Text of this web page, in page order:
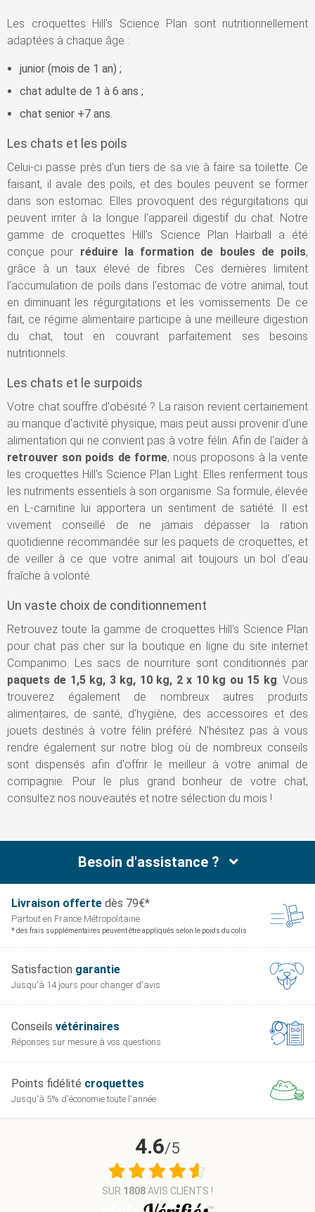
Les croquettes Hill's Science Plan sont nutritionnellement
adaptées à chaque âge :
junior (mois de 1 an) ;
chat adulte de 1 à 6 ans ;
chat senior +7 ans.
Les chats et les poils
Celui-ci passe près d'un tiers de sa vie à faire sa toilette. Ce
faisant, il avale des poils, et des boules peuvent se former
dans son estomac. Elles provoquent des régurgitations qui
peuvent irriter à la longue l'appareil digestif du chat. Notre
gamme de croquettes Hill's Science Plan Hairball a été
conçue pour réduire la formation de boules de poils,
grâce à un taux élevé de fibres. Ces dernières limitent
l'accumulation de poils dans l'estomac de votre animal, tout
en diminuant les régurgitations et les vomissements. De ce
fait, ce régime alimentaire participe à une meilleure digestion
du chat, tout en couvrant parfaitement ses besoins
nutritionnels.
Les chats et le surpoids
Votre chat souffre d'obésité ? La raison revient certainement
au manque d'activité physique, mais peut aussi provenir d'une
alimentation qui ne convient pas à votre félin. Afin de l'aider à
retrouver son poids de forme, nous proposons à la vente
les croquettes Hill's Science Plan Light. Elles renferment tous
les nutriments essentiels à son organisme. Sa formule, élevée
en L-carnitine lui apportera un sentiment de satiété. Il est
vivement conseillé de ne jamais dépasser la ration
quotidienne recommandée sur les paquets de croquettes, et
de veiller à ce que votre animal ait toujours un bol d'eau
fraîche à volonté.
Un vaste choix de conditionnement
Retrouvez toute la gamme de croquettes Hill's Science Plan
pour chat pas cher sur la boutique en ligne du site internet
Companimo. Les sacs de nourriture sont conditionnés par
paquets de 1,5 kg, 3 kg, 10 kg, 2 x 10 kg ou 15 kg. Vous
trouverez également de nombreux autres produits
alimentaires, de santé, d'hygiène, des accessoires et des
jouets destinés à votre félin préféré. N'hésitez pas à vous
rendre également sur notre blog où de nombreux conseils
sont dispensés afin d'offrir le meilleur à votre animal de
compagnie. Pour le plus grand bonheur de votre chat,
consultez nos nouveautés et notre sélection du mois !
Besoin d'assistance ?
Livraison offerte dès 79€*
Partout en France Métropolitaine
* des frais supplémentaires peuvent être appliqués selon le poids du colis
Satisfaction garantie
Jusqu'à 14 jours pour changer d'avis
Conseils vétérinaires
Réponses sur mesure à vos questions
Points fidélité croquettes
Jusqu'à 5% d'économie toute l'année
4.6/5
SUR 1808AVIS CLIENTS !